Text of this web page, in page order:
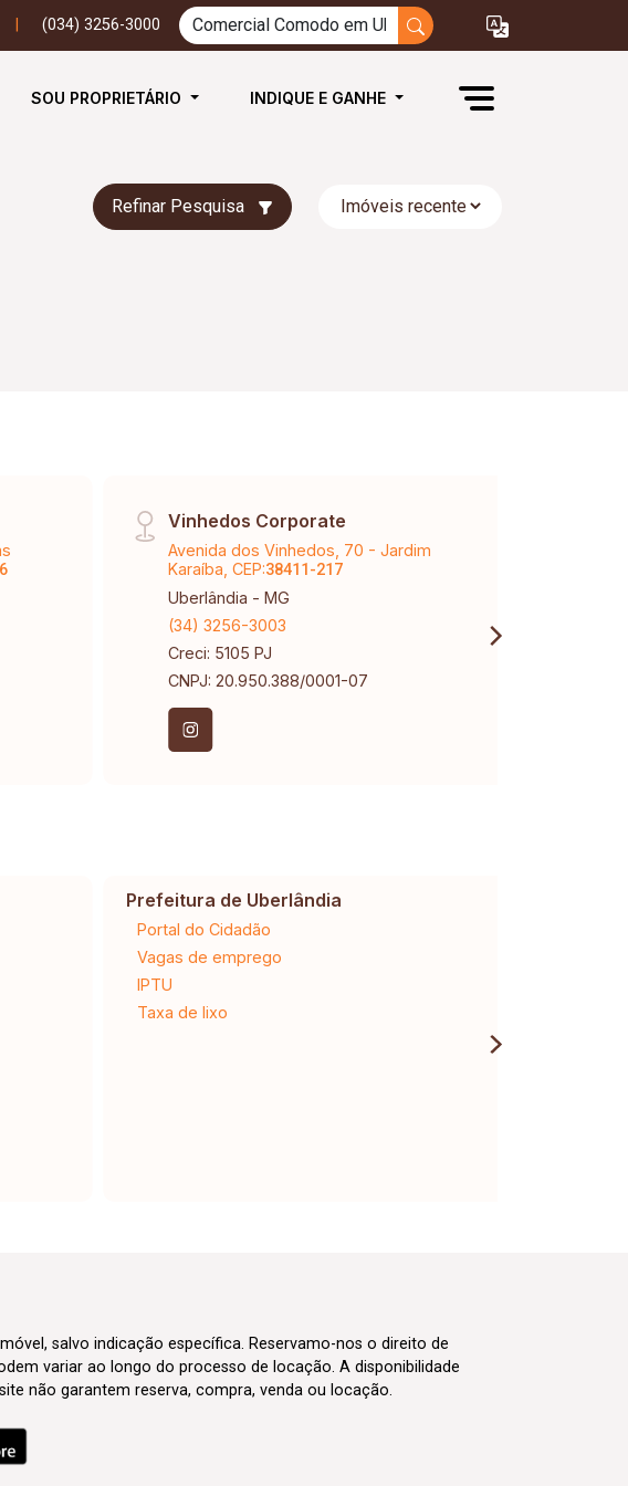
(034) 3256-3000
SOU PROPRIETÁRIO INDIQUE E GANHE
Refinar Pesquisa
Vinhedos Corporate
Avenida dos Vinhedos, 70 - Jardim
Karaíba, CEP:38411-217
Uberlândia - MG
(34) 3256-3003
Creci: 5105 PJ
CNPJ: 20.950.388/0001-07
Prefeitura de Uberlândia
Portal do Cidadão
Vagas de emprego
IPTU
Taxa de lixo
salvo indicação específica. Reservamo-nos o direito de
variar ao longo do processo de locação. A disponibilidade
não garantem reserva, compra, venda ou locação.